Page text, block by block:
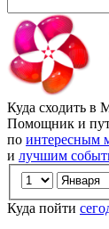
Куда сходить в
Помощник и
по интересным
и лучшим
Куда пойти